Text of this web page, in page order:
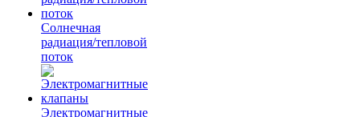
Солнечная
радиация/тепловой
поток
Электромагнитные